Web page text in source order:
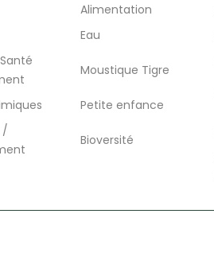
Alimentation
Eau
Moustique Tigre
Petite enfance
/
Bioversité